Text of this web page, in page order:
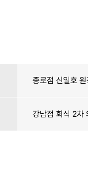
종로점 신일호
강남점 회식 2차